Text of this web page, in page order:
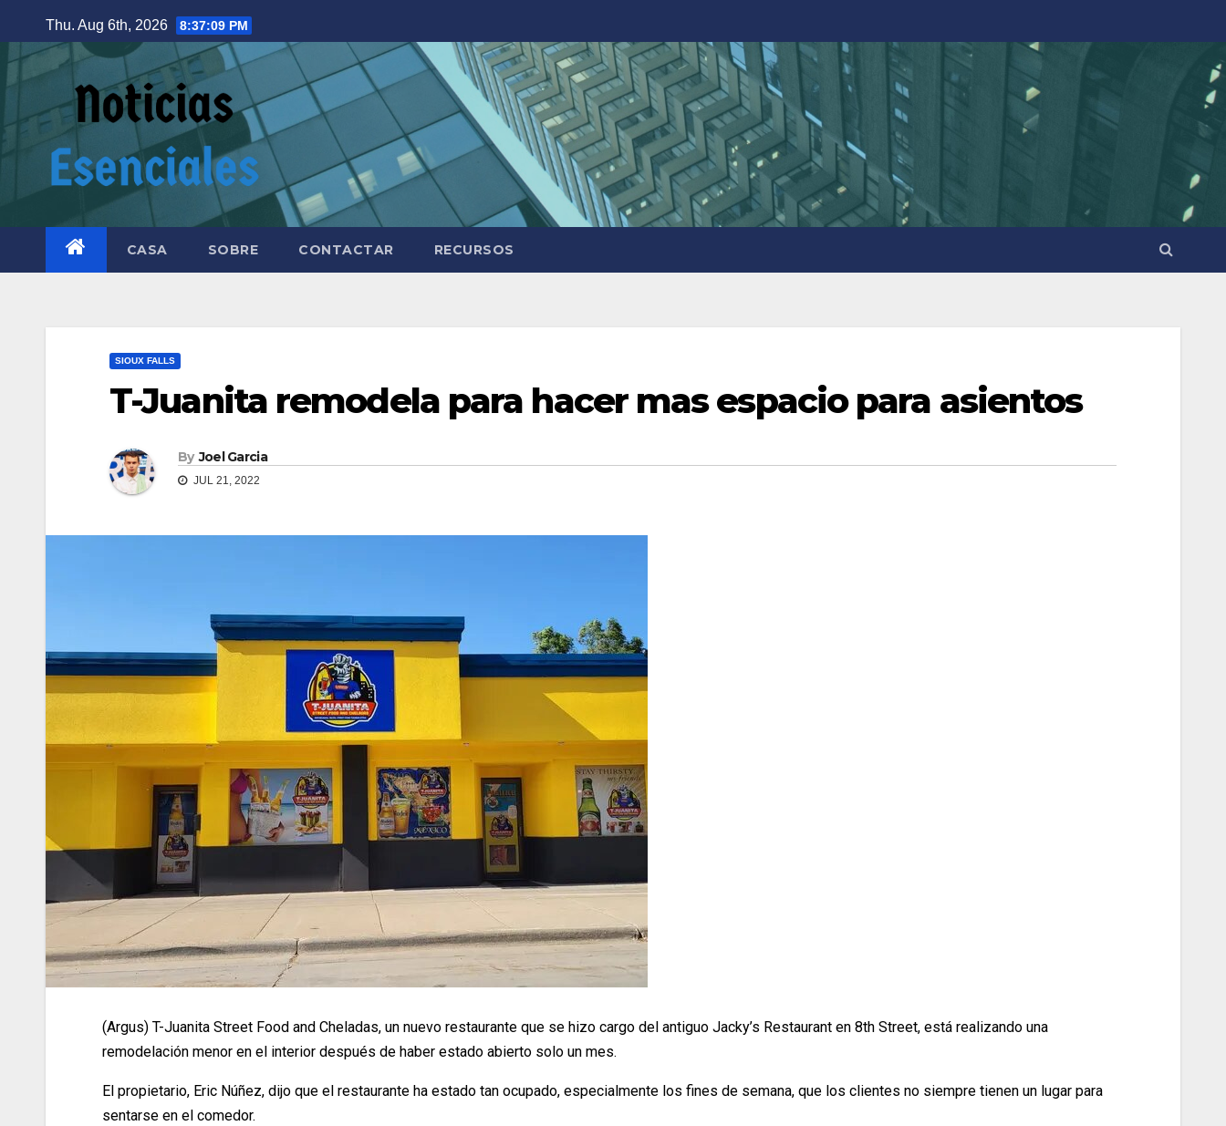
Thu. Aug 6th, 2026 8:37:10 PM
CASA SOBRE CONTACTAR RECURSOS
SIOUX FALLS
T-Juanita remodela para hacer mas espacio para asientos
By Joel Garcia
JUL 21, 2022
(Argus) T-Juanita Street Food and Cheladas, un nuevo restaurante que se hizo cargo del antiguo Jacky’s Restaurant en 8th Street, está realizando una
remodelación menor en el interior después de haber estado abierto solo un mes.
El propietario, Eric Núñez, dijo que el restaurante ha estado tan ocupado, especialmente los fines de semana, que los clientes no siempre tienen un lugar para
sentarse en el comedor.